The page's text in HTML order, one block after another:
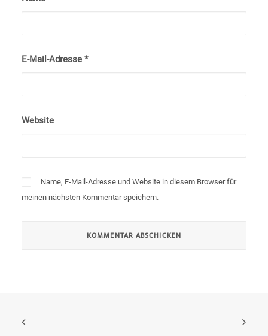
E-Mail-Adresse *
Website
Name, E-Mail-Adresse und Website in diesem Browser für
meinen nächsten Kommentar speichern.